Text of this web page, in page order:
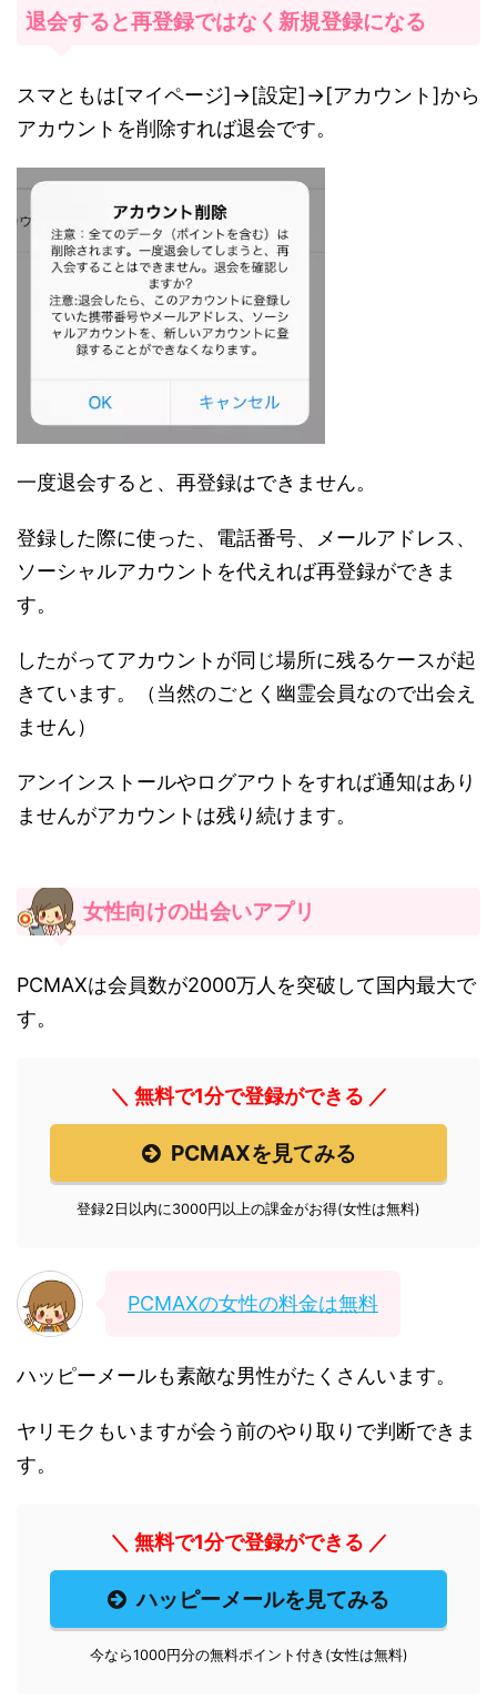
退会すると再登録ではなく新規登録になる
スマともは[マイページ]->[設定]->[アカウント]から
アカウントを削除すれば退会です。
一度退会すると、再登録はできません。
登録した際に使った、電話番号、メールアドレス、
ソーシャルアカウントを代えれば再登録ができま
す。
したがってアカウントが同じ場所に残るケースが起
きています。（当然のごとく幽霊会員なので出会え
ません）
アンインストールやログアウトをすれば通知はあり
ませんがアカウントは残り続けます。
女性向けの出会いアプリ
PCMAXは会員数が2000万人を突破して国内最大で
す。
＼ 無料で1分で登録ができる ／
PCMAXを見てみる
登録2日以内に3000円以上の課金がお得(女性は無料)
PCMAXの女性の料金は無料
ハッピーメールも素敵な男性がたくさんいます。
ヤリモクもいますが会う前のやり取りで判断できま
す。
＼ 無料で1分で登録ができる ／
ハッピーメールを見てみる
今なら1000円分の無料ポイント付き(女性は無料)